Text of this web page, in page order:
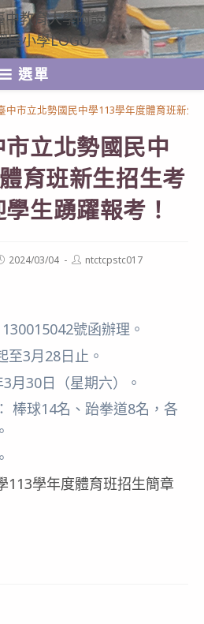
選單
中市立北勢國民中學113學年度體育班新
市立北勢國民中
育班新生招生考
生踴躍報考！
2024/03/04
Postntctcpstc017
號函辦理。
至3月28日止。
月30日（星期六）。
棒球14名、跆拳道8名，各
113學年度體育班招生簡章